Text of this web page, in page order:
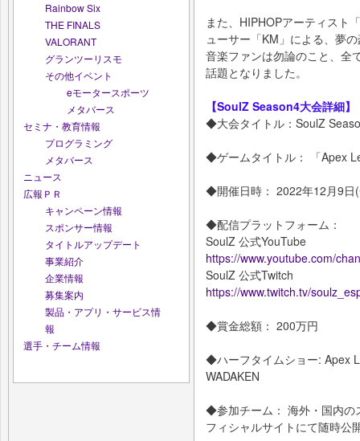
Rainbow Six
THE FINALS
VALORANT
グランツーリスモ
その他イベント
eモータースポーツ
メタバース
セミナ・教育情報
プログラミング
メタバース
ニュース
広報ＰＲ
キャンペーン情報
スポンサー情報
タイトルアップデート
事業紹介
企業情報
募集案内
製品・アプリ・サービス情
報
選手・チーム情報
また、HIPHOPアーティスト
ューサー「KM」による、夢
音楽ファンは勿論のこと、全
話題となりました。
【SoulZ Season4大会詳細】
◆大会タイトル：SoulZ
◆ゲームタイトル： 「Apex
◆開催日時： 2022年12月9
◆配信プラットフォーム：
SoulZ 公式YouTube
https://www.youtube.com/
SoulZ 公式Twitch
https://www.twitch.tv/
◆賞金総額： 200万円
◆ハーフタイムショー: Apex
WADAKEN
◆参加チーム： 海外・国内の
フィシャルサイトにて随時公